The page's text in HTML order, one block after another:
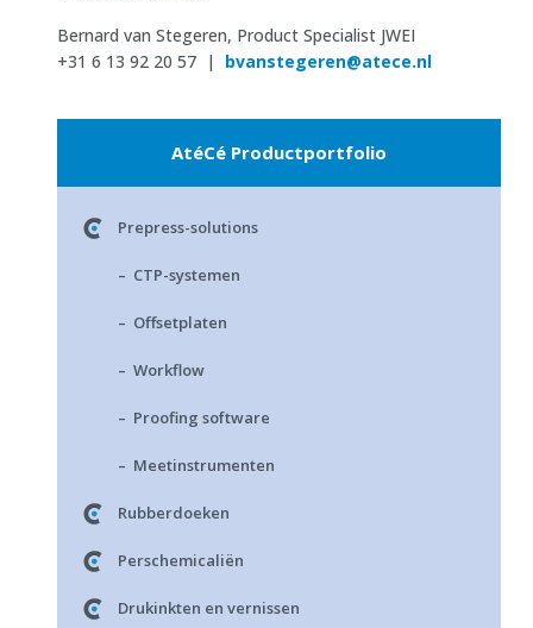
Bernard van Stegeren, Product Specialist JWEI
+31 6 13 92 20 57 | bvanstegeren@atece.nl
AtéCé Productportfolio
Prepress-solutions
– CTP-systemen
– Offsetplaten
– Workflow
– Proofing software
– Meetinstrumenten
Rubberdoeken
Perschemicaliën
Drukinkten en vernissen